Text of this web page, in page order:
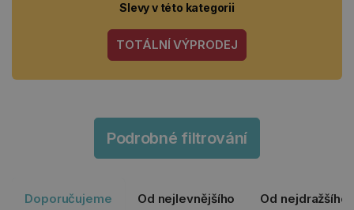
Slevy v této kategorii
TOTÁLNÍ VÝPRODEJ
Podrobné filtrování
Doporučujeme Od nejlevnějšího Od nejdražšího